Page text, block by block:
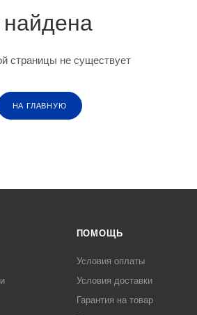
страницы не существует
НА ГЛАВНУЮ
ПОМОЩЬ
Условия оплаты
Условия доставки
Гарантия на товар